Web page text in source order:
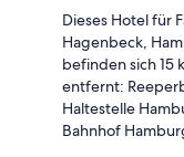
Dieses Hotel für
Hagenbeck,
befinden sich 15
entfernt:
Haltestelle
Bahnhof